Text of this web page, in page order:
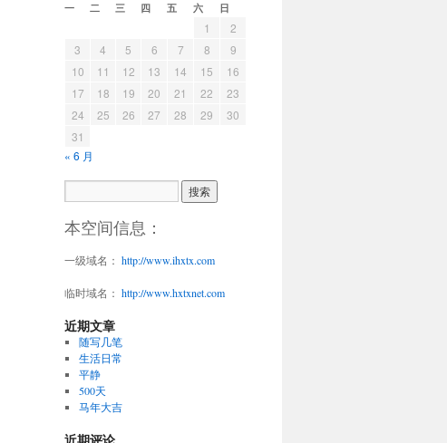
一 二 三 四 五 六 日
1
2
3
4 5 6 7 8
9
10
11 12 13 14 15
16
17
18 19 20 21 22
23
24
25 26 27 28 29
30
31
« 6 月
本空间信息：
一级域名： http://www.ihxtx.com
临时域名： http://www.hxtxnet.com
近期文章
随写几笔
生活日常
平静
500天
马年大吉
近期评论